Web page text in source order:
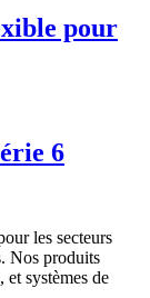
pour
6
les secteurs
Nos produits
et systèmes de